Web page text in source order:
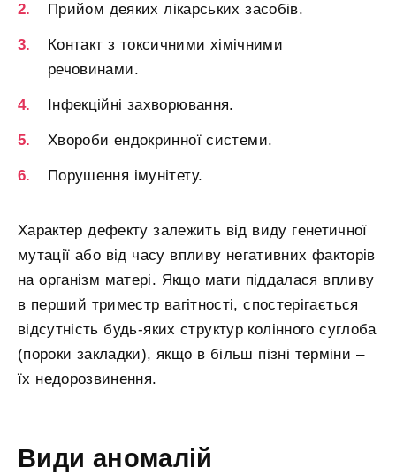
Прийом деяких лікарських засобів.
Контакт з токсичними хімічними
речовинами.
Інфекційні захворювання.
Хвороби ендокринної системи.
Порушення імунітету.
Характер дефекту залежить від виду генетичної
мутації або від часу впливу негативних факторів
на організм матері. Якщо мати піддалася впливу
в перший триместр вагітності, спостерігається
відсутність будь-яких структур колінного суглоба
(пороки закладки), якщо в більш пізні терміни –
їх недорозвинення.
Види аномалій